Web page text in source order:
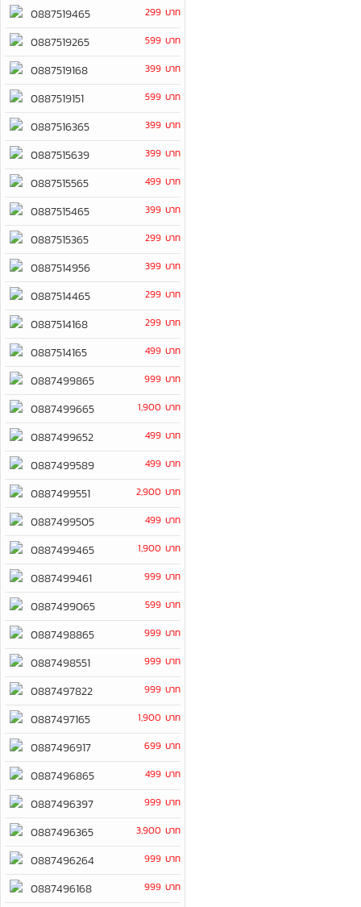
0887519465 299 บาท
0887519265 599 บาท
0887519168 399 บาท
0887519151 599 บาท
0887516365 399 บาท
0887515639 399 บาท
0887515565 499 บาท
0887515465 399 บาท
0887515365 299 บาท
0887514956 399 บาท
0887514465 299 บาท
0887514168 299 บาท
0887514165 499 บาท
0887499865 999 บาท
0887499665 1,900 บาท
0887499652 499 บาท
0887499589 499 บาท
0887499551 2,900 บาท
0887499505 499 บาท
0887499465 1,900 บาท
0887499461 999 บาท
0887499065 599 บาท
0887498865 999 บาท
0887498551 999 บาท
0887497822 999 บาท
0887497165 1,900 บาท
0887496917 699 บาท
0887496865 499 บาท
0887496397 999 บาท
0887496365 3,900 บาท
0887496264 999 บาท
0887496168 999 บาท